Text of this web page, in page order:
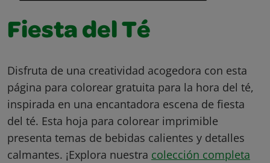
Fiesta del Té
Disfruta de una creatividad acogedora con esta
página para colorear gratuita para la hora del té,
inspirada en una encantadora escena de fiesta
del té. Esta hoja para colorear imprimible
presenta temas de bebidas calientes y detalles
calmantes. ¡Explora nuestra colección completa